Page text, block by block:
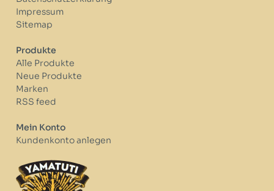
Impressum
Sitemap
Produkte
Alle Produkte
Neue Produkte
Marken
RSS feed
Mein Konto
Kundenkonto anlegen